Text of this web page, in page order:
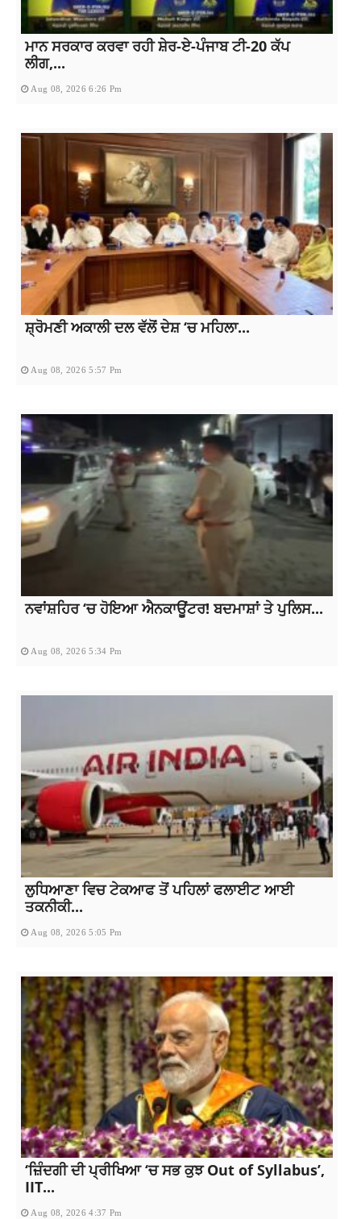
ਮਾਨ ਸਰਕਾਰ ਕਰਵਾ ਰਹੀ ਸ਼ੇਰ-ਏ-ਪੰਜਾਬ ਟੀ-20 ਕੱਪ
ਲੀਗ,...
Aug 08, 2026 6:26 Pm
ਸ਼੍ਰੋਮਣੀ ਅਕਾਲੀ ਦਲ ਵੱਲੋਂ ਦੇਸ਼ ‘ਚ ਮਹਿਲਾ...
Aug 08, 2026 5:57 Pm
ਨਵਾਂਸ਼ਹਿਰ ‘ਚ ਹੋਇਆ ਐਨਕਾਊਂਟਰ! ਬਦਮਾਸ਼ਾਂ ਤੇ ਪੁਲਿਸ...
Aug 08, 2026 5:34 Pm
ਲੁਧਿਆਣਾ ਵਿਚ ਟੇਕਆਫ ਤੋਂ ਪਹਿਲਾਂ ਫਲਾਈਟ ਆਈ
ਤਕਨੀਕੀ...
Aug 08, 2026 5:05 Pm
‘ਜ਼ਿੰਦਗੀ ਦੀ ਪ੍ਰੀਖਿਆ ‘ਚ ਸਭ ਕੁਝ Out of Syllabus’,
IIT...
Aug 08, 2026 4:37 Pm